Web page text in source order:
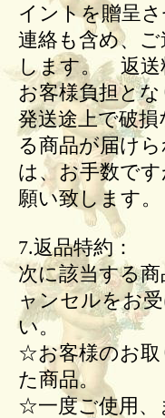
イントを贈呈
連絡も含め、
します。 返送
お客様負担と
発送途上で破
る商品が届け
は、お手数で
願い致します
7.返品特約：
次に該当する
ャンセルをお
い。
☆お客様のお取
た商品。
☆一度ご使用、